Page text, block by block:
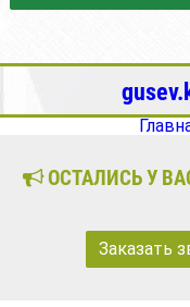
ОСТАЛИСЬ У
Заказать